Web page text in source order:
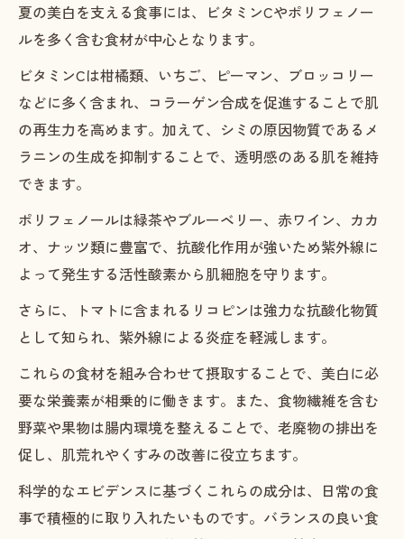
夏の美白を支える食事には、ビタミンCやポリフェノー
ルを多く含む食材が中心となります。
ビタミンCは柑橘類、いちご、ピーマン、ブロッコリー
などに多く含まれ、コラーゲン合成を促進することで肌
の再生力を高めます。加えて、シミの原因物質であるメ
ラニンの生成を抑制することで、透明感のある肌を維持
できます。
ポリフェノールは緑茶やブルーベリー、赤ワイン、カカ
オ、ナッツ類に豊富で、抗酸化作用が強いため紫外線に
よって発生する活性酸素から肌細胞を守ります。
さらに、トマトに含まれるリコピンは強力な抗酸化物質
として知られ、紫外線による炎症を軽減します。
これらの食材を組み合わせて摂取することで、美白に必
要な栄養素が相乗的に働きます。また、食物繊維を含む
野菜や果物は腸内環境を整えることで、老廃物の排出を
促し、肌荒れやくすみの改善に役立ちます。
科学的なエビデンスに基づくこれらの成分は、日常の食
事で積極的に取り入れたいものです。バランスの良い食